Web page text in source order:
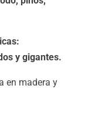
y gigantes.
en madera y